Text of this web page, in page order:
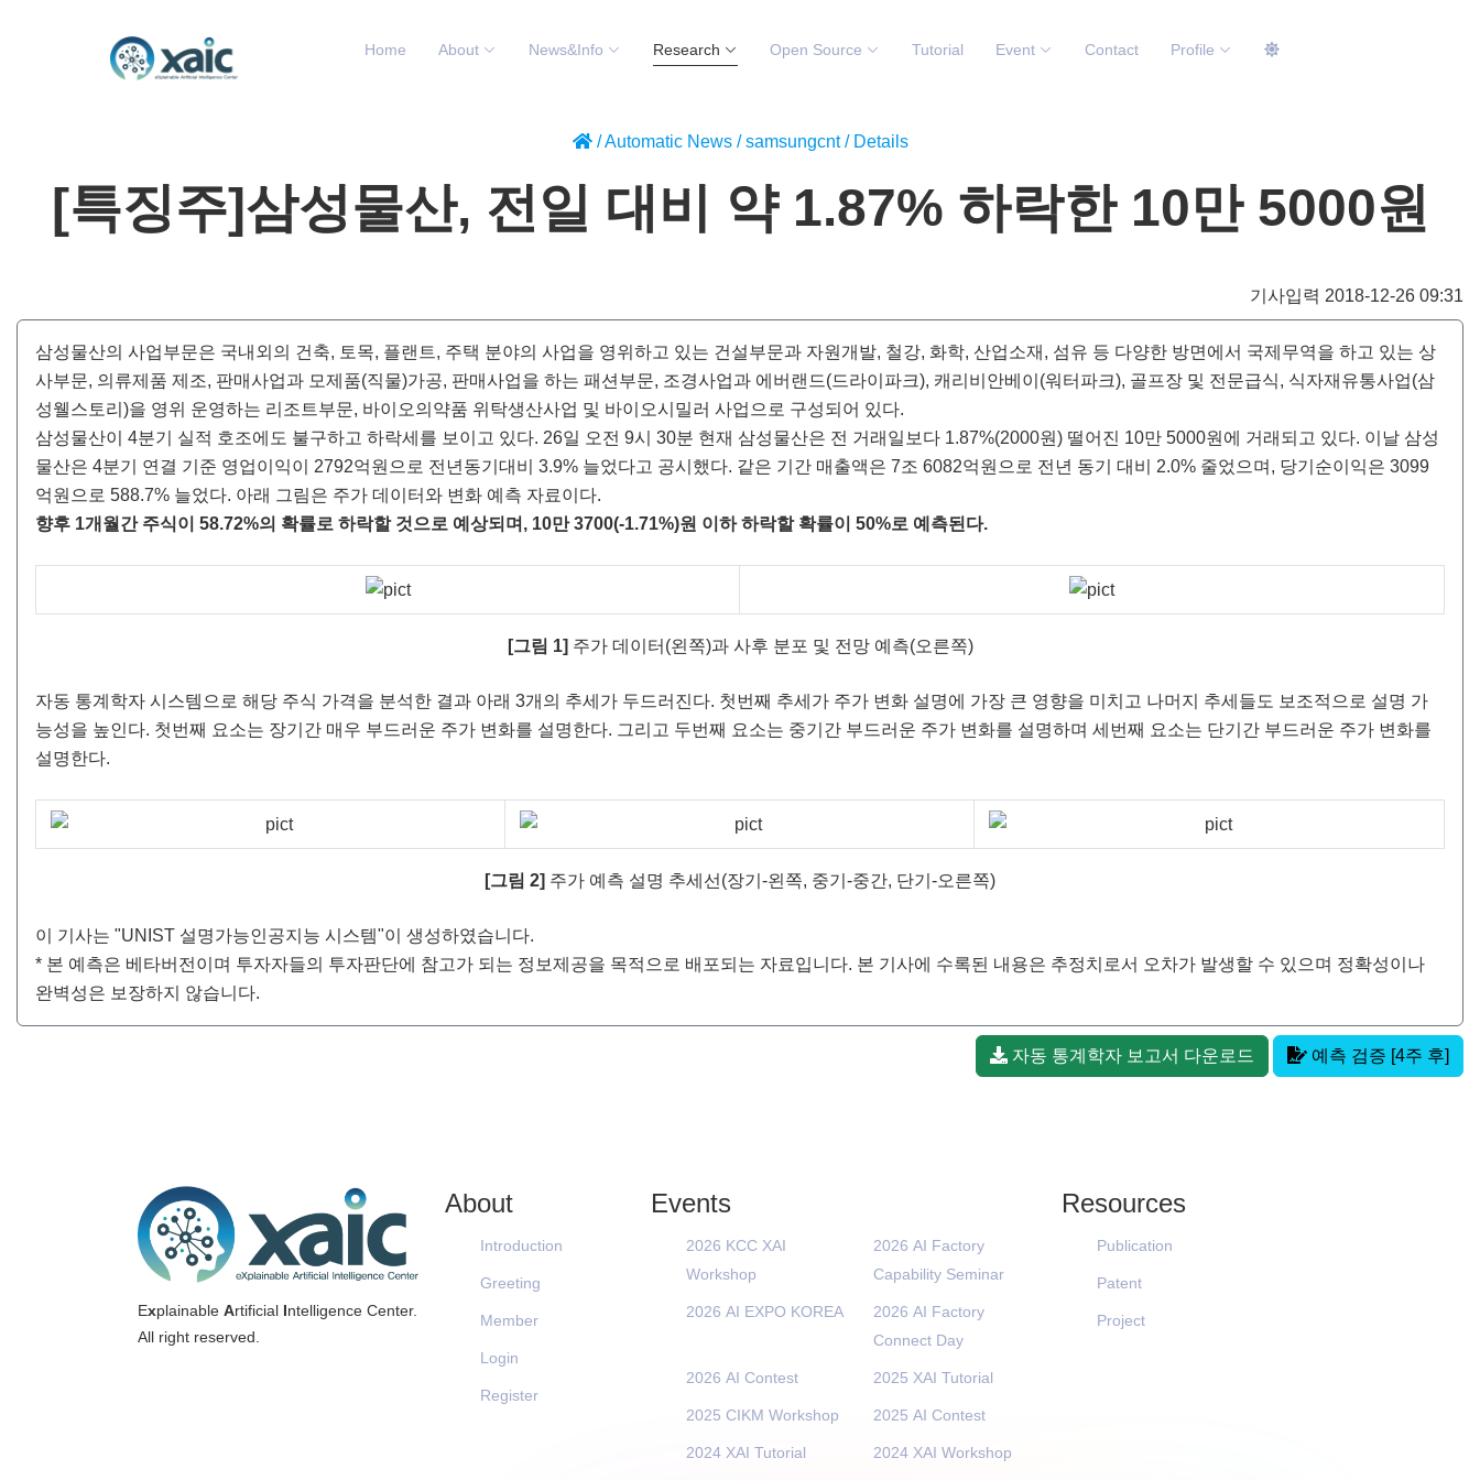
Home About News&Info Research Open Source Tutorial Event Contact Profile
/Automatic News/samsungcnt/ Details
[특징주]삼성물산, 전일 대비 약 1.87% 하락한 10만 5000원
기사입력 2018-12-26 09:31
삼성물산의 사업부문은 국내외의 건축, 토목, 플랜트, 주택 분야의 사업을 영위하고 있는 건설부문과 자원개발, 철강, 화학, 산업소재, 섬유 등 다양한 방면에서 국제무역을 하고 있는 상
사부문, 의류제품 제조, 판매사업과 모제품(직물)가공, 판매사업을 하는 패션부문, 조경사업과 에버랜드(드라이파크), 캐리비안베이(워터파크), 골프장 및 전문급식, 식자재유통사업(삼
성웰스토리)을 영위 운영하는 리조트부문, 바이오의약품 위탁생산사업 및 바이오시밀러 사업으로 구성되어 있다.
삼성물산이 4분기 실적 호조에도 불구하고 하락세를 보이고 있다. 26일 오전 9시 30분 현재 삼성물산은 전 거래일보다 1.87%(2000원) 떨어진 10만 5000원에 거래되고 있다. 이날 삼성
물산은 4분기 연결 기준 영업이익이 2792억원으로 전년동기대비 3.9% 늘었다고 공시했다. 같은 기간 매출액은 7조 6082억원으로 전년 동기 대비 2.0% 줄었으며, 당기순이익은 3099
억원으로 588.7% 늘었다. 아래 그림은 주가 데이터와 변화 예측 자료이다.
향후 1개월간 주식이 58.72%의 확률로 하락할 것으로 예상되며, 10만 3700(-1.71%)원 이하 하락할 확률이 50%로 예측된다.
[그림 1] 주가 데이터(왼쪽)과 사후 분포 및 전망 예측(오른쪽)
자동 통계학자 시스템으로 해당 주식 가격을 분석한 결과 아래 3개의 추세가 두드러진다. 첫번째 추세가 주가 변화 설명에 가장 큰 영향을 미치고 나머지 추세들도 보조적으로 설명 가
능성을 높인다. 첫번째 요소는 장기간 매우 부드러운 주가 변화를 설명한다. 그리고 두번째 요소는 중기간 부드러운 주가 변화를 설명하며 세번째 요소는 단기간 부드러운 주가 변화를
설명한다.
[그림 2] 주가 예측 설명 추세선(장기-왼쪽, 중기-중간, 단기-오른쪽)
이 기사는 "UNIST 설명가능인공지능 시스템"이 생성하였습니다.
* 본 예측은 베타버전이며 투자자들의 투자판단에 참고가 되는 정보제공을 목적으로 배포되는 자료입니다. 본 기사에 수록된 내용은 추정치로서 오차가 발생할 수 있으며 정확성이나
완벽성은 보장하지 않습니다.
자동 통계학자 보고서 다운로드 예측 검증 [4주 후]
Explainable Artificial Intelligence Center.
All right reserved.
About
Introduction
Greeting
Member
Login
Register
Events
2026 KCC XAI
Workshop
2026 AI Factory
Capability Seminar
2026 AI EXPO KOREA
2026 AI Factory
Connect Day
2026 AI Contest 2025 XAI Tutorial
2025 CIKM Workshop 2025 AI Contest
2024 XAI Tutorial 2024 XAI Workshop
Resources
Publication
Patent
Project